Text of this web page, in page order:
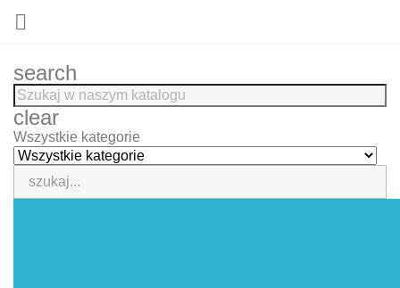

search
clear
Wszystkie kategorie